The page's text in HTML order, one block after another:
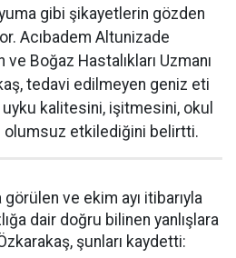
gibi şikayetlerin gözden
Acıbadem Altunizade
Boğaz Hastalıkları Uzmanı
tedavi edilmeyen geniz eti
kalitesini, işitmesini, okul
olumsuz etkilediğini belirtti.
görülen ve ekim ayı itibarıyla
dair doğru bilinen yanlışlara
şunları kaydetti: